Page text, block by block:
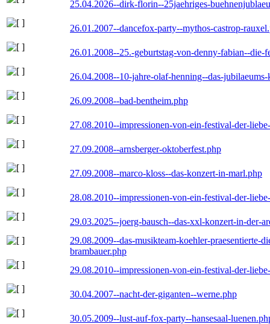
25.04.2026--dirk-florin--25jaehriges-
26.01.2007--dancefox-party--mythos-castrop-
26.01.2008--25.-geburtstag-von-denny-fabian--die-
26.04.2008--10-jahre-olaf-henning--das-
26.09.2008--bad-bentheim.php
27.08.2010--impressionen-von-ein-festival-der-
27.09.2008--arnsberger-oktoberfest.php
27.09.2008--marco-kloss--das-konzert-in-marl.php
28.08.2010--impressionen-von-ein-festival-der-
29.03.2025--joerg-bausch--das-xxl-konzert-in-der-
29.08.2009--das-musikteam-koehler-praesentierte-
brambauer.php
29.08.2010--impressionen-von-ein-festival-der-
30.04.2007--nacht-der-giganten--werne.php
30.05.2009--lust-auf-fox-party--hansesaal-